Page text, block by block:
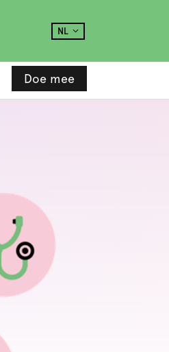
NL
Doe mee